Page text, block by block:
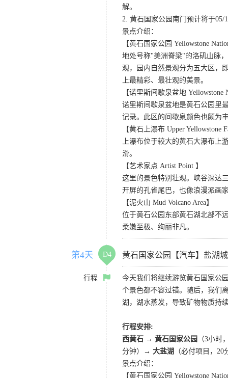
解。
2. 黄石国家公园南门预计将于05/
景点介绍：
【黄石国家公园 Yellowstone
地处号称"美洲脊梁"的洛矶山脉
观，园内自然景观分为五大区，
上最精彩、最壮观的美景。
【诺里斯间歇泉盆地 Yellowstone
诺里斯间歇泉盆地是黄石公园里
记录。此区的间歇泉颜色也颇为
【黄石上瀑布 Upper Yellowstone
上瀑布位于较大的黄石大瀑布上
滑。
【艺术家点 Artist Point 】
这里的景色特别壮观。峡谷深达
开屏的孔雀尾巴，也像浪漫派画
【泥火山 Mud Volcano Area】
位于黄石公园东部黄石湖北部不
柔嫩至极、绚丽非凡。
第4天 D4 黄石国家公园【汽车】盐湖城
行程
今天我们将继续游览黄石国家公
个景色都不容过错。随后，我们
湖，湖水蒸发，导致矿物物质持
行程安排:
西黄石 → 黄石国家公园
（3小
分钟）→ 大盐湖
（必付项目，
景点介绍：
【黄石国家公园 Yellowstone